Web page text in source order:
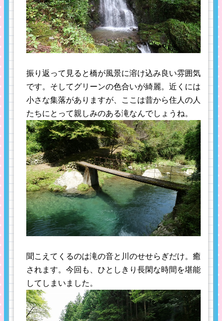
振り返って見ると橋が風景に溶け込み良い雰囲気
です。そしてグリーンの色合いが綺麗。近くには
小さな集落がありますが、ここは昔から住人の人
たちにとって親しみのある滝なんでしょうね。
聞こえてくるのは滝の音と川のせせらぎだけ。癒
されます。今回も、ひとしきり長閑な時間を堪能
してしまいました。